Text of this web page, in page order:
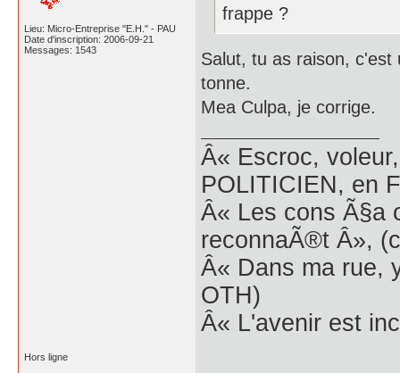
Lieu: Micro-Entreprise "E.H." - PAU
Date d'inscription: 2006-09-21
Messages: 1543
frappe ?
Salut, tu as raison, c'est
tonne.
Mea Culpa, je corrige.
Â« Escroc,
POLITICIEN, en
Â« Les cons Ã§a
reconnaÃ®t Â»,
Â« Dans ma rue,
OTH)
Â« L'avenir est
Hors ligne